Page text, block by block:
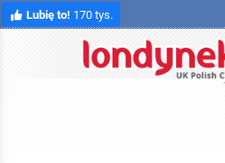
Lubię to! 170 tys.